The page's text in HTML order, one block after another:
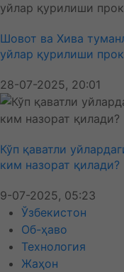
Шовот ва Хива
уйлар қурилиши
28-07-2025, 20:01
Кўп қаватли
ким назорат қилади?
9-07-2025, 05:23
Ўзбекистон
Об-ҳаво
Технология
Жаҳон